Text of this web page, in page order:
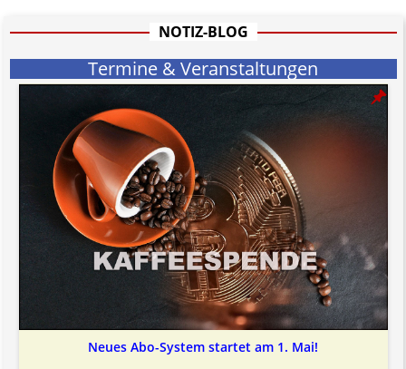
informativen Charakter.
NOTIZ-BLOG
Termine & Veranstaltungen
Neues Abo-System startet am 1. Mai!